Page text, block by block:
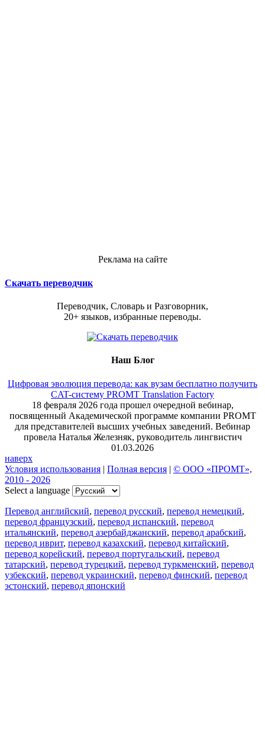
Реклама на сайте
Скачать переводчик
Переводчик, Словарь и Разговорник,
20+ языков, избранные переводы.
Наш Блог
Цифровая эволюция перевода: как вузам бесплатно получить
CAT-систему PROMT Translation Factory
18 февраля 2026 года прошел очередной вебинар,
посвященный Академической программе компании PROMT
для представителей высших учебных заведений. Вебинар
провела Наталья Железняк, руководитель лингвистич
01.03.2026
наверх
Условия использования | Полная версия | © ООО «ПРОМТ»,
2010 - 2026
Select a language
Перевод английский, перевод русский, перевод немецкий,
перевод французский, перевод испанский, перевод
итальянский, перевод азербайджанский, перевод арабский,
перевод иврит, перевод казахский, перевод китайский,
перевод корейский, перевод португальский, перевод
татарский, перевод турецкий, перевод туркменский, перевод
узбекский, перевод украинский, перевод финский, перевод
эстонский, перевод японский